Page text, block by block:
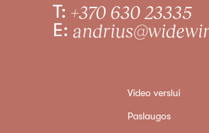
T: +370 630 23335
E:
Video verslui
Paslaugos